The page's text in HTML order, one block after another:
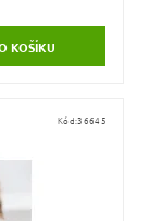
Kód:36645